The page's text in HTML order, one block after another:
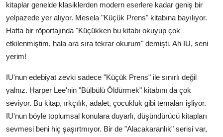
kitaplar genelde klasiklerden modern eserlere kadar geniş bir
yelpazede yer alıyor. Mesela "Küçük Prens" kitabına bayılıyor.
Hatta bir röportajında "Küçükken bu kitabı okuyup çok
etkilenmiştim, hala ara sıra tekrar okurum" demişti. Ah IU, seni
yerim!
IU'nun edebiyat zevki sadece "Küçük Prens" ile sınırlı değil
yalnız. Harper Lee'nin "Bülbülü Öldürmek" kitabını da çok
seviyor. Bu kitap, ırkçılık, adalet, çocukluk gibi temaları işliyor.
IU'nun böyle toplumsal konulara duyarlı, düşündürücü kitapları
sevmesi beni hiç şaşırtmıyor. Bir de "Alacakaranlık" serisi var,